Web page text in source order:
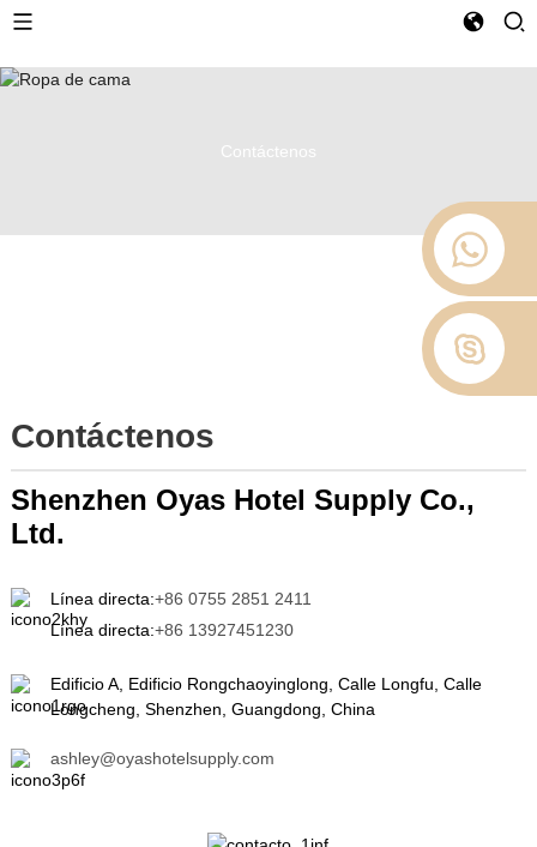
Contáctenos
Contáctenos
Shenzhen Oyas Hotel Supply Co.,
Ltd.
Línea directa:+86 0755 2851 2411
Línea directa:+86 13927451230
Edificio A, Edificio Rongchaoyinglong, Calle Longfu, Calle
Longcheng, Shenzhen, Guangdong, China
ashley@oyashotelsupply.com